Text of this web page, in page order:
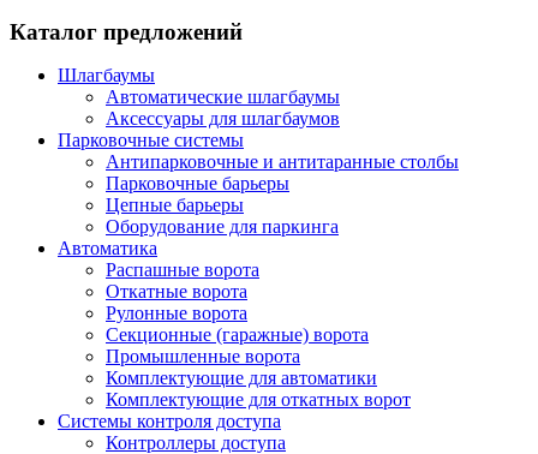
Каталог предложений
Шлагбаумы
Автоматические шлагбаумы
Аксессуары для шлагбаумов
Парковочные системы
Антипарковочные и антитаранные столбы
Парковочные барьеры
Цепные барьеры
Оборудование для паркинга
Автоматика
Распашные ворота
Откатные ворота
Рулонные ворота
Секционные (гаражные) ворота
Промышленные ворота
Комплектующие для автоматики
Комплектующие для откатных ворот
Системы контроля доступа
Контроллеры доступа